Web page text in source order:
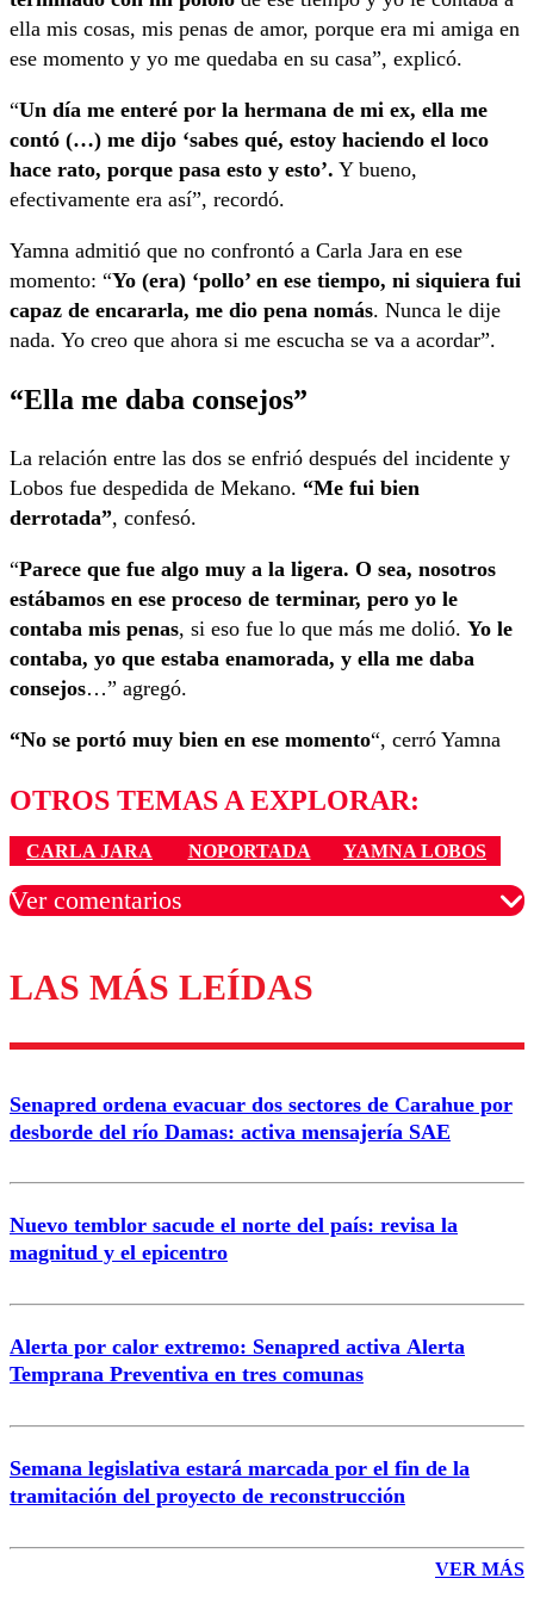
ella mis cosas, mis penas de amor, porque era mi amiga en
ese momento y yo me quedaba en su casa”, explicó.
“Un día me enteré por la hermana de mi ex, ella me
contó (…) me dijo ‘sabes qué, estoy haciendo el loco
hace rato, porque pasa esto y esto’. Y bueno,
efectivamente era así”, recordó.
Yamna admitió que no confrontó a Carla Jara en ese
momento: “Yo (era) ‘pollo’ en ese tiempo, ni siquiera fui
capaz de encararla, me dio pena nomás. Nunca le dije
nada. Yo creo que ahora si me escucha se va a acordar”.
“Ella me daba consejos”
La relación entre las dos se enfrió después del incidente y
Lobos fue despedida de Mekano. “Me fui bien
derrotada”, confesó.
“Parece que fue algo muy a la ligera. O sea, nosotros
estábamos en ese proceso de terminar, pero yo le
contaba mis penas, si eso fue lo que más me dolió. Yo le
contaba, yo que estaba enamorada, y ella me daba
consejos…” agregó.
“No se portó muy bien en ese momento“, cerró Yamna
OTROS TEMAS A EXPLORAR:
CARLA JARA NOPORTADA YAMNA LOBOS
Ver comentarios
Los comentarios son moderados para garantizar un
diálogo respetuoso.
Correo
LAS MÁS LEÍDAS
Senapred ordena evacuar dos sectores de Carahue por
desborde del río Damas: activa mensajería SAE
Nuevo temblor sacude el norte del país: revisa la
magnitud y el epicentro
Alerta por calor extremo: Senapred activa Alerta
Temprana Preventiva en tres comunas
Semana legislativa estará marcada por el fin de la
tramitación del proyecto de reconstrucción
VER MÁS